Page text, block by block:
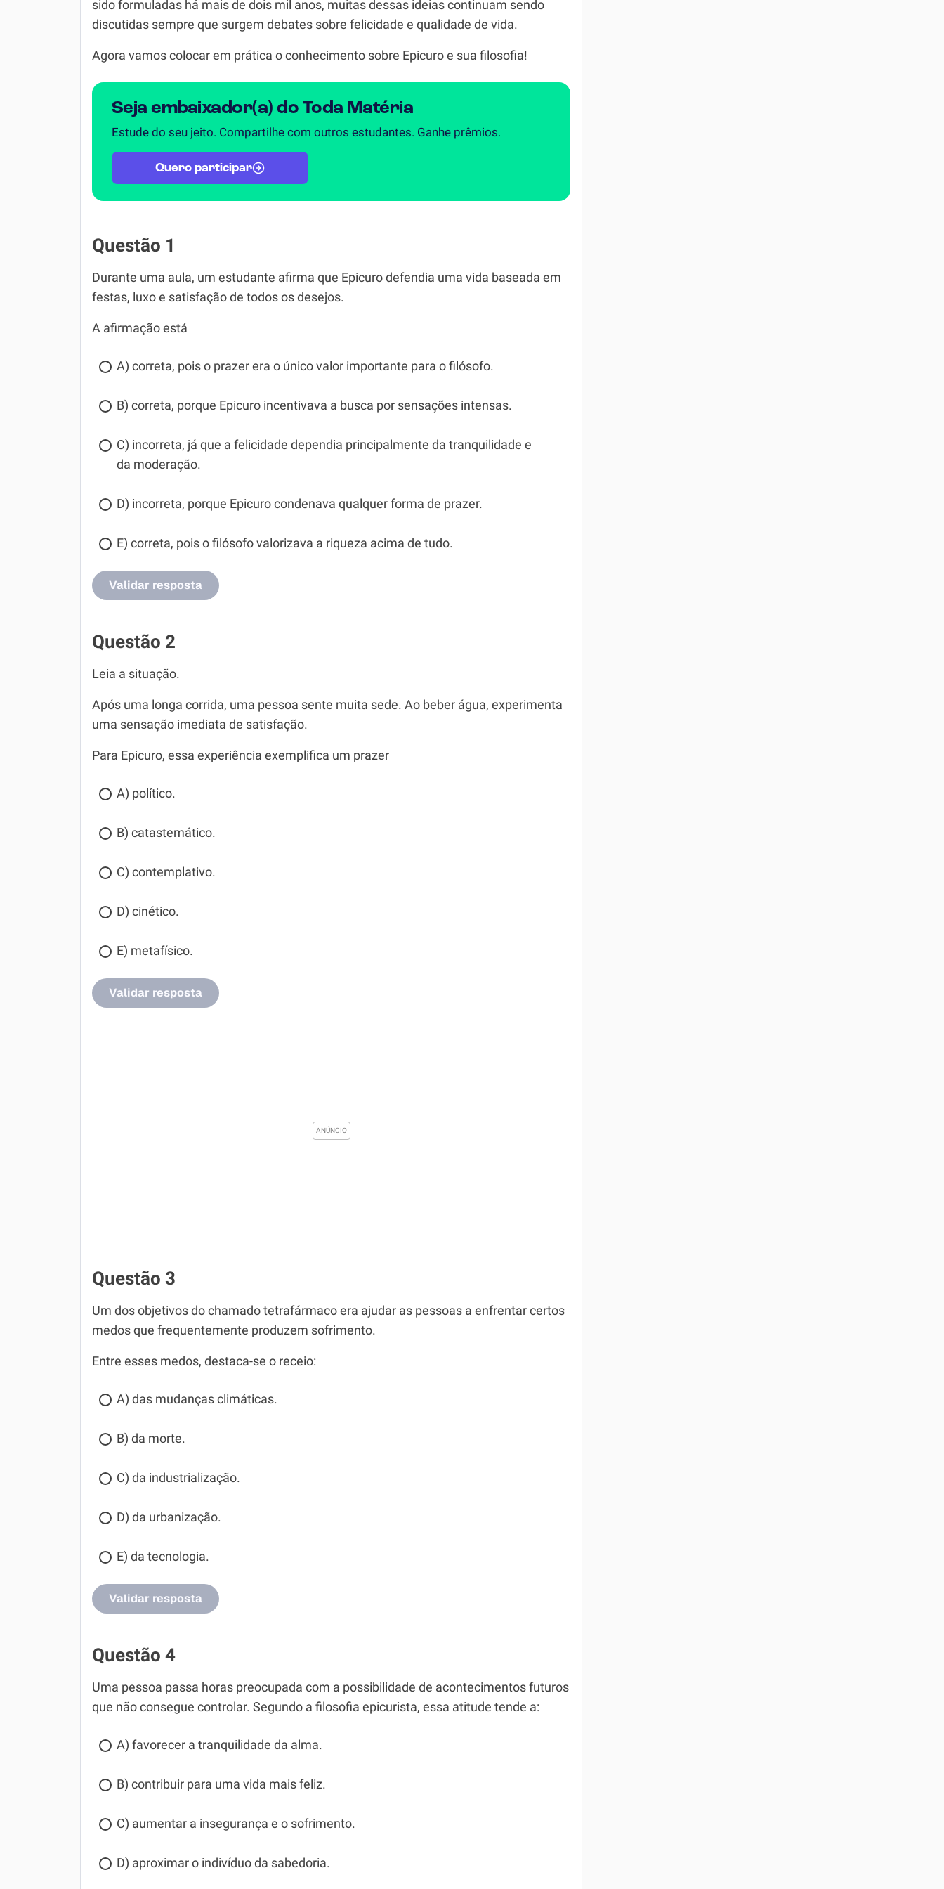
sido formuladas há mais de dois mil anos, muitas dessas ideias continuam sendo
discutidas sempre que surgem debates sobre felicidade e qualidade de vida.
Agora vamos colocar em prática o conhecimento sobre Epicuro e sua filosofia!
Seja embaixador(a) do Toda Matéria
Estude do seu jeito. Compartilhe com outros estudantes. Ganhe prêmios.
Quero participar
Questão 1
Durante uma aula, um estudante afirma que Epicuro defendia uma vida baseada em
festas, luxo e satisfação de todos os desejos.
A afirmação está
A) correta, pois o prazer era o único valor importante para o filósofo.
B) correta, porque Epicuro incentivava a busca por sensações intensas.
C) incorreta, já que a felicidade dependia principalmente da tranquilidade e
da moderação.
D) incorreta, porque Epicuro condenava qualquer forma de prazer.
E) correta, pois o filósofo valorizava a riqueza acima de tudo.
Validar resposta
Questão 2
Leia a situação.
Após uma longa corrida, uma pessoa sente muita sede. Ao beber água, experimenta
uma sensação imediata de satisfação.
Para Epicuro, essa experiência exemplifica um prazer
A) político.
B) catastemático.
C) contemplativo.
D) cinético.
E) metafísico.
Validar resposta
Questão 3
Um dos objetivos do chamado tetrafármaco era ajudar as pessoas a enfrentar certos
medos que frequentemente produzem sofrimento.
Entre esses medos, destaca-se o receio:
A) das mudanças climáticas.
B) da morte.
C) da industrialização.
D) da urbanização.
E) da tecnologia.
Validar resposta
Questão 4
Uma pessoa passa horas preocupada com a possibilidade de acontecimentos futuros
que não consegue controlar. Segundo a filosofia epicurista, essa atitude tende a:
A) favorecer a tranquilidade da alma.
B) contribuir para uma vida mais feliz.
C) aumentar a insegurança e o sofrimento.
D) aproximar o indivíduo da sabedoria.